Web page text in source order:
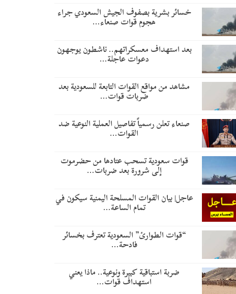
خسائر بشرية بصفوف الجيش السعودي جراء
هجوم قوات صنعاء…
بعد استهداف معسكراتهم.. ناشطون يوجهون
دعوات عاجلة…
مشاهد من مواقع القوات التابعة للسعودية بعد
ضربات قوات…
صنعاء تعلن رسمياً تفاصيل العملية النوعية ضد
القوات…
قوات سعودية تسحب عتادها من حضرموت
إلى شرورة بعد ضربات…
عاجل| بيان القوات المسلحة اليمنية سيكون في
تمام الساعة…
“قوات الطوارئ” السعودية تعترف بخسائر
فادحة…
ضربة استباقية كبيرة ونوعية.. ماذا يعني
استهداف قوات…